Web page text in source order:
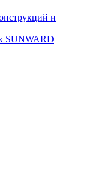
и
SUNWARD